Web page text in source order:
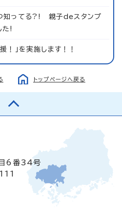
知ってる?! 親子deスタンプ
た!
！」を実施します！！
トップページへ戻る
目6番34号